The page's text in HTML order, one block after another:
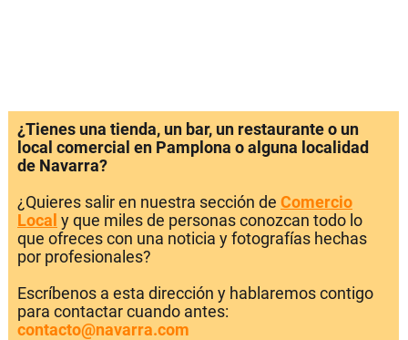
¿Tienes una tienda, un bar, un restaurante o un
local comercial en Pamplona o alguna localidad
de Navarra?
¿Quieres salir en nuestra sección de Comercio
Local y que miles de personas conozcan todo lo
que ofreces con una noticia y fotografías hechas
por profesionales?
Escríbenos a esta dirección y hablaremos contigo
para contactar cuando antes:
contacto@navarra.com